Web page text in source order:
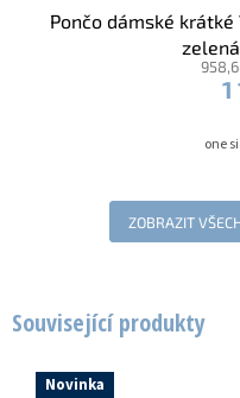
Související produkty
Novinka
Pončo dámské krátké
1
one
ZOBRAZIT